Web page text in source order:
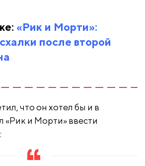
«Рик и Морти»:
после второй
что он хотел бы и в
«Рик и Морти» ввести